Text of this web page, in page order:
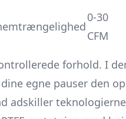
0-30
CFM
forhold. I
egne pauser den
adskiller